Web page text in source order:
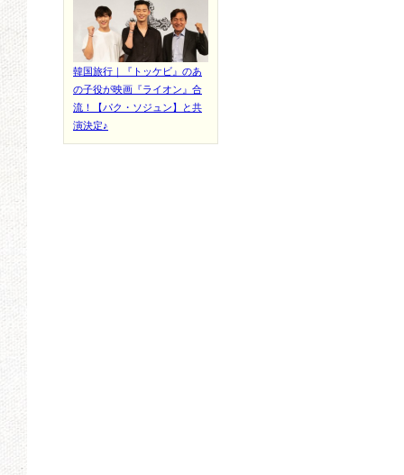
韓国旅行｜『トッケビ』のあ
の子役が映画『ライオン』合
流！【パク・ソジュン】と共
演決定♪